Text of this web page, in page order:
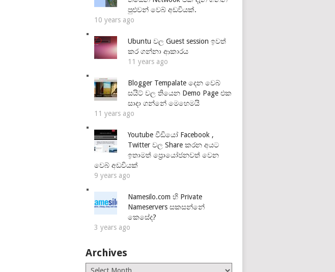
පුළුවන් වෙබ් අඩවියක්.
10 years ago
Ubuntu වල Guest session ඉවත්
කර ගන්නා ආකාරය
11 years ago
Blogger Tempalate දෙන වෙබ්
සයිට් වල තියෙන Demo Page එක
සාදා ගන්නේ මෙහෙමයි
11 years ago
Youtube වීඩියෝ Facebook ,
Twitter වල Share කරන අයට
ඉතාමත් ප්‍රොයෝජනවත් වෙන
වෙබ් අඩවියක්
9 years ago
Namesilo.com හි Private
Nameservers සකසන්නේ
කෙසේද?
3 years ago
Archives
Archives